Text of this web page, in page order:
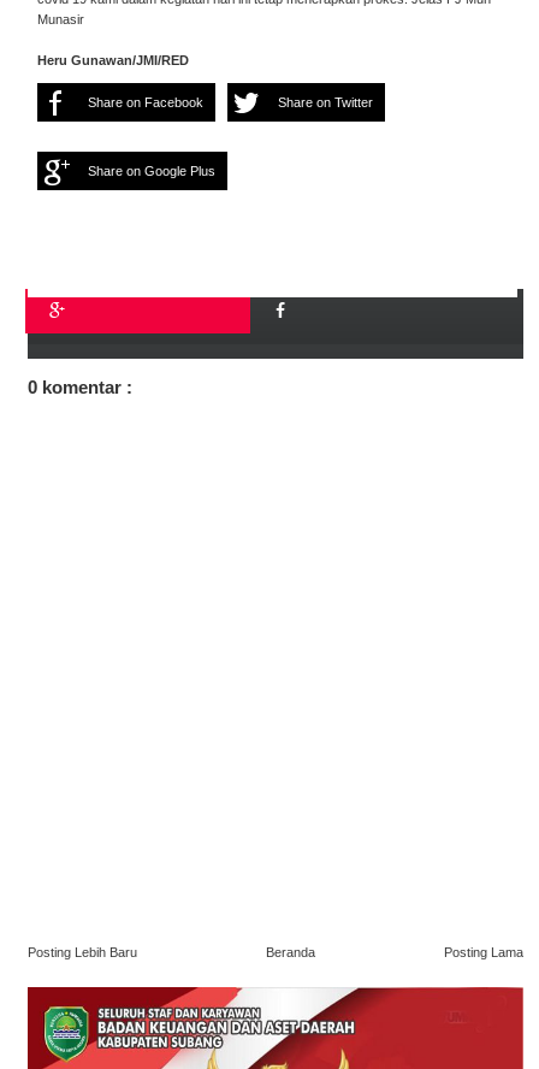
Munasir
Heru Gunawan/JMI/RED
Share on Facebook Share on Twitter
Share on Google Plus
0 komentar :
Posting Lebih Baru Posting Lama
Beranda